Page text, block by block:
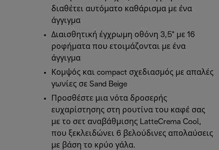
διαθέτει αυτόματο καθάρισμα με ένα
άγγιγμα
Διαισθητική έγχρωμη οθόνη 3,5" με 16
ροφήματα που ετοιμάζονται με ένα
άγγιγμα
Κομψός και compact σχεδιασμός με απαλές
γωνίες σε Sand Beige
Προσθέστε μια νότα δροσερής
ευχαρίστησης στη ρουτίνα του καφέ σας
με το σετ αναβάθμισης LatteCrema Cool,
που ξεκλειδώνει 6 βελούδινες απολαύσεις
με βάση το κρύο γάλα.